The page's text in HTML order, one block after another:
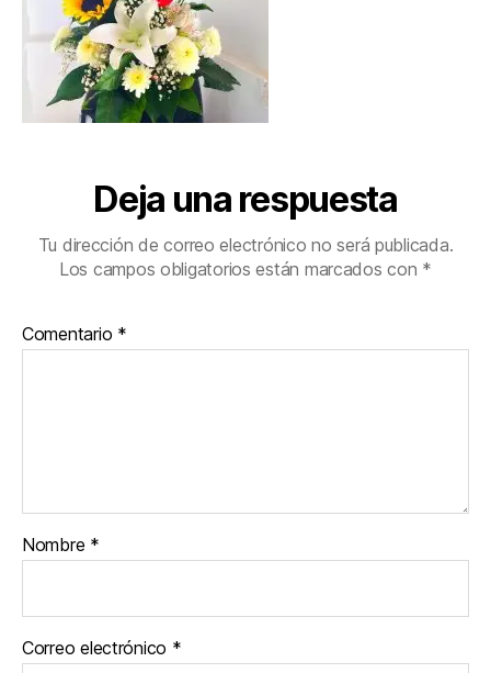
Deja una respuesta
Tu dirección de correo electrónico no será publicada.
Los campos obligatorios están marcados con *
Comentario *
Nombre *
Correo electrónico *